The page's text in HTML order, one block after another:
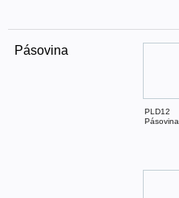
Pásovina
PLD12
Pásovina